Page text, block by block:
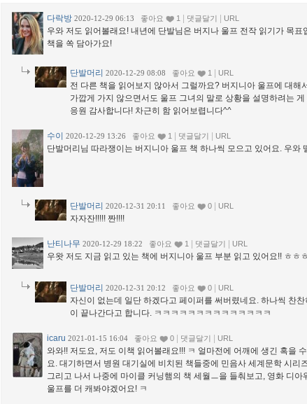
다락방 2020-12-29 06:13 좋아요 1 댓글달기 URL
우와 저도 읽어볼래요! 내년에 단발님은 버지나 울프 전작 읽기가 목표
책을 쏙 담아가요!
단발머리 2020-12-29 08:08 좋아요 1 URL
전 다른 책을 읽어보지 않아서 그럴까요? 버지니아 울프에 대해
가깝게 가지 않으면서도 울프 그녀의 말로 상황을 설명하려는
응원 감사합니다! 차근히 함 읽어보렵니다^^
수이 2020-12-29 13:26 좋아요 1 댓글달기 URL
단발머리님 따라쟁이는 버지니아 울프 책 하나씩 모으고 있어요. 우와
단발머리 2020-12-31 20:11 좋아요 0 URL
자자잔!!!!! 짠!!!!
난티나무 2020-12-29 18:22 좋아요 1 댓글달기 URL
우왓 저도 지금 읽고 있는 책에 버지니아 울프 부분 읽고 있어요!! ㅎㅎ
단발머리 2020-12-31 20:12 좋아요 0 URL
자신이 없는데 일단 하겠다고 페이퍼를 써버렸네요. 하나씩 찬
이 끝나간다고 합니다. ㅋㅋㅋㅋㅋㅋㅋㅋㅋㅋㅋㅋㅋㅋ
icaru 2021-01-15 16:04 좋아요 0 댓글달기 URL
와와!! 저도요, 저도 이책 읽어볼래요!!! ㅋ 얼마전에 어깨에 생긴 혹을
요. 대기하면서 병원 대기실에 비치된 책들중에 민음사 세계문학 시리
그리고 나서 나중에 마이클 커닝햄의 책 세월ㅡ을 들춰보고, 영화 디
울프를 더 캐봐야겠어요! ㅋ